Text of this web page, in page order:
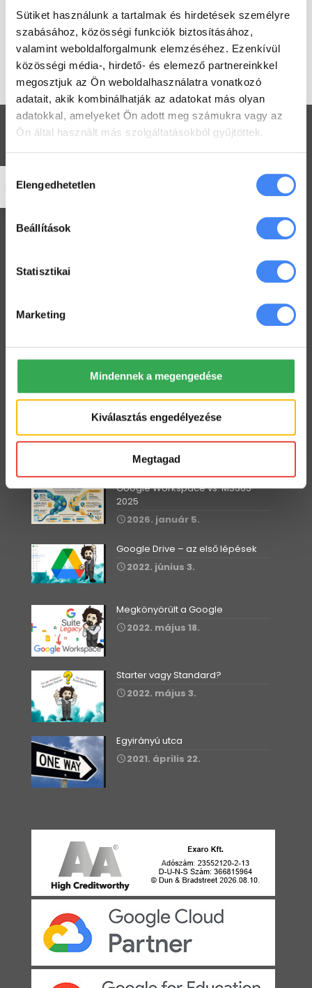
Sütiket használunk a tartalmak és hirdetések személyre
szabásához, közösségi funkciók biztosításához,
valamint weboldalforgalmunk elemzéséhez. Ezenkívül
közösségi média-, hirdető- és elemező partnereinkkel
megosztjuk az Ön weboldalhasználatra vonatkozó
adatait, akik kombinálhatják az adatokat más olyan
adatokkal, amelyeket Ön adott meg számukra vagy az
Ön által használt más szolgáltatásokból gyűjtöttek.
kiválasztása
Elengedhetetlen
Beállítások
Statisztikai
Marketing
Mindennek a megengedése
Kiválasztás engedélyezése
Megtagad
support-tal foglalkoznak. Jelenleg
egyedüli magyar cégként csak mi
vagyunk jogosultak Google for
Education és Google Workspace
támogatásra.
Workspace praktikák
2022. július 26.
2022. július 25.
2022. július 19.
Hogyan tarts minden Gmail mappát szem előtt?
2022. július 18.
Dolgozz zip fájlokkal a Drive-ban
Google Workspace vs. MS365 –
2025
2026. január 5.
Google Drive – az első lépések
2022. június 3.
Megkönyörült a Google
2022. május 18.
Starter vagy Standard?
2022. május 3.
Egyirányú utca
2021. április 22.